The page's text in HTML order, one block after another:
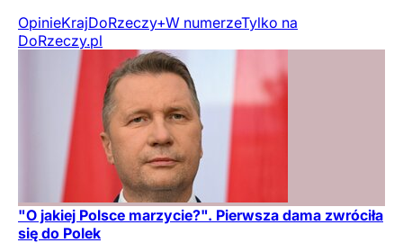
OpinieKrajDoRzeczy+W numerzeTylko na
DoRzeczy.pl
"O jakiej Polsce marzycie?". Pierwsza dama zwróciła
się do Polek